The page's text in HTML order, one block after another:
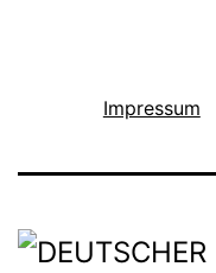
Impressum